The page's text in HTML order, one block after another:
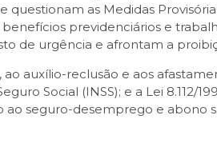
as Medidas
previdenciários e
de urgência e afrontam a
auxílio-reclusão e aos
Social (INSS); e a Lei 8.112/
seguro-desemprego e abono